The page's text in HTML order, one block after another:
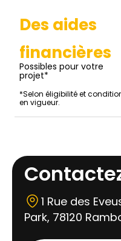
Des aides
financières
Possibles pour votre
projet*
*Selon éligibilité et
en vigueur.
1 Rue des
Park, 78120